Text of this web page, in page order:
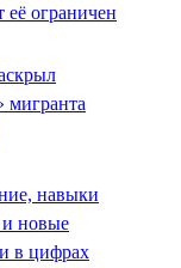
её ограничен
мигранта
навыки
и новые
в цифрах